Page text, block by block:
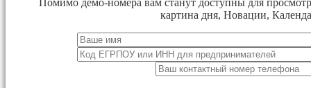
Помимо демо-номера вам станут доступны для
картина дня, Новации,